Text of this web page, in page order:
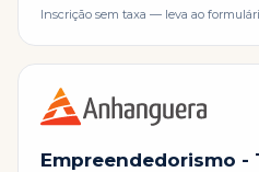
Inscrição sem taxa — leva ao
Empreendedorismo -